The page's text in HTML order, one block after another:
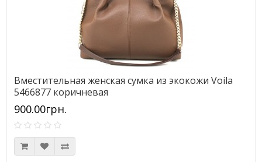
Вместительная женская сумка из экокожи Voila
5466877 коричневая
900.00грн.